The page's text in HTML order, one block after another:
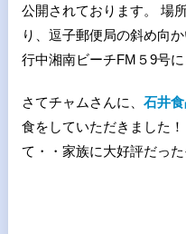
公開されております。 場
り、逗子郵便局の斜め向
行中湘南ビーチFM５9号に
さてチャムさんに、 石井
食をしていただきました
て・・家族に大好評だった